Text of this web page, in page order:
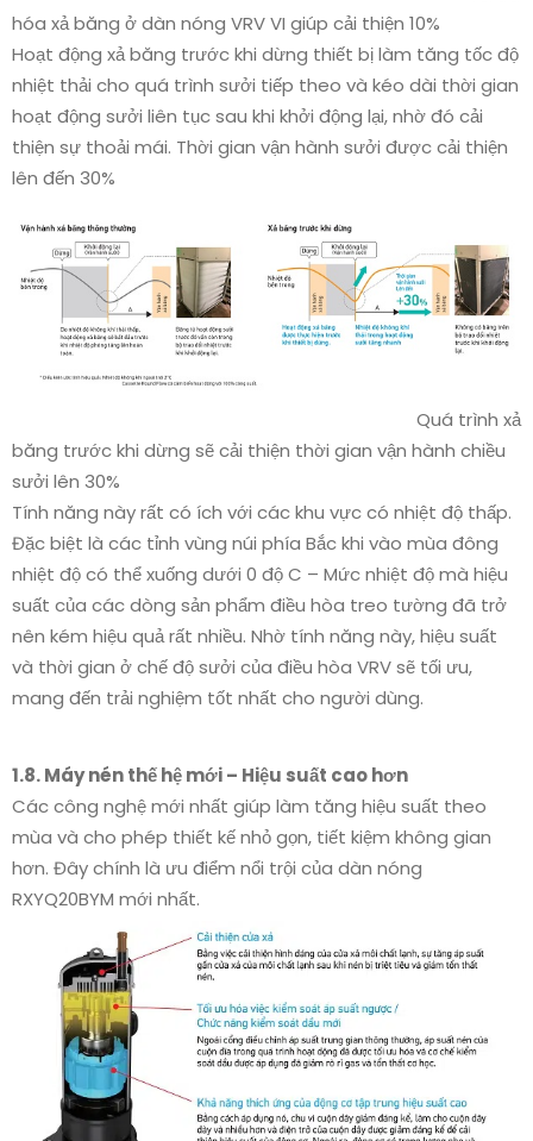
hóa xả băng ở dàn nóng VRV VI giúp cải thiện 10%
Hoạt động xả băng trước khi dừng thiết bị làm tăng tốc độ
nhiệt thải cho quá trình sưởi tiếp theo và kéo dài thời gian
hoạt động sưởi liên tục sau khi khởi động lại, nhờ đó cải
thiện sự thoải mái. Thời gian vận hành sưởi được cải thiện
lên đến 30%
Quá trình xả
băng trước khi dừng sẽ cải thiện thời gian vận hành chiều
sưởi lên 30%
Tính năng này rất có ích với các khu vực có nhiệt độ thấp.
Đặc biệt là các tỉnh vùng núi phía Bắc khi vào mùa đông
nhiệt độ có thể xuống dưới 0 độ C – Mức nhiệt độ mà hiệu
suất của các dòng sản phẩm điều hòa treo tường đã trở
nên kém hiệu quả rất nhiều. Nhờ tính năng này, hiệu suất
và thời gian ở chế độ sưởi của điều hòa VRV sẽ tối ưu,
mang đến trải nghiệm tốt nhất cho người dùng.
1.8. Máy nén thế hệ mới – Hiệu suất cao hơn
Các công nghệ mới nhất giúp làm tăng hiệu suất theo
mùa và cho phép thiết kế nhỏ gọn, tiết kiệm không gian
hơn. Đây chính là ưu điểm nổi trội của dàn nóng
RXYQ20BYM mới nhất.